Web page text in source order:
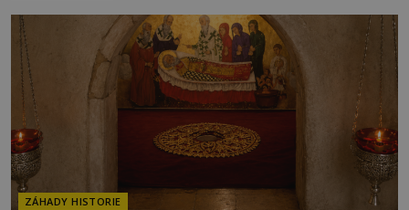
legendami o něm ukrývat nějaký pravdivý základ?
V blízkosti Mysu Greco, jak se přez
ZÁHADY HISTORIE